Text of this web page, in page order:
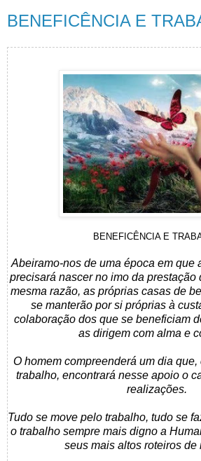
BENEFICÊNCIA E
BENEFICÊNCIA E
Abeiramo-nos de uma época em que
precisará nascer no imo da prestação
mesma razão, as próprias casas de
se manterão por si próprias à
colaboração dos que se beneficiam
as dirigem com alma e
O homem compreenderá um dia
trabalho, encontrará nesse apoio o
realizações.
Tudo se move pelo trabalho, tudo se
o trabalho sempre mais digno a
seus mais altos roteiros de